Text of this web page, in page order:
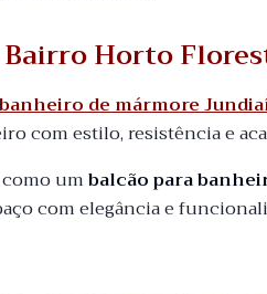
Horto
de mármore
com estilo, resistência e
como umbalcão para
com elegância e